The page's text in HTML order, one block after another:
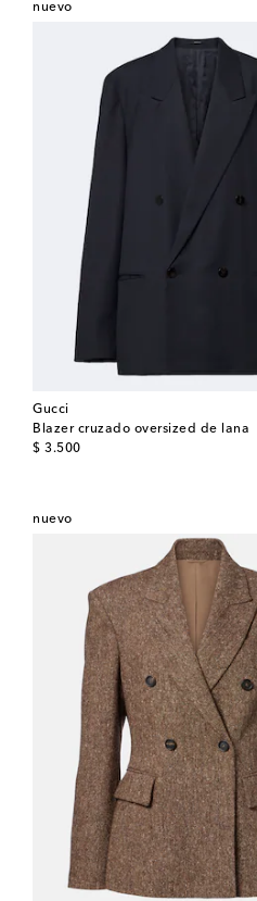
nuevo
Gucci
Blazer cruzado oversized de lana
$ 3.500
original price
nuevo